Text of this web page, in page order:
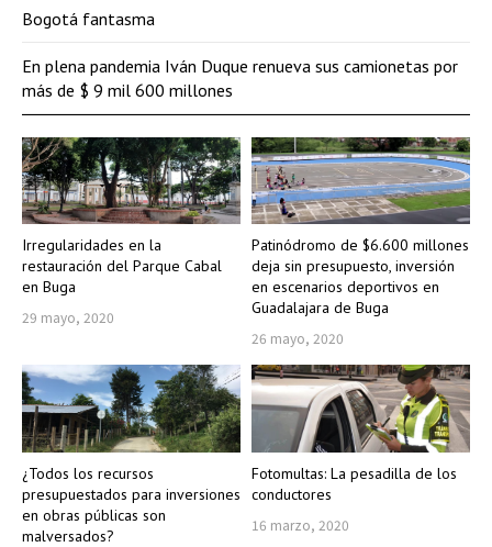
Irregularidades en la
restauración del Parque Cabal
en Buga
29 mayo, 2020
Patinódromo de $6.600 millones
deja sin presupuesto, inversión
en escenarios deportivos en
Guadalajara de Buga
26 mayo, 2020
¿Todos los recursos
presupuestados para inversiones
en obras públicas son
malversados?
Fotomultas: La pesadilla de los
conductores
16 marzo, 2020
Bogotá fantasma
En plena pandemia Iván Duque renueva sus camionetas por
más de $ 9 mil 600 millones